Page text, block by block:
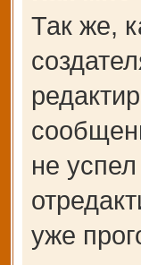
Так же,
не
уже